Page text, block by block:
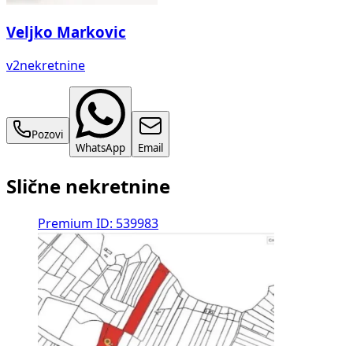
Veljko Markovic
v2nekretnine
Pozovi
WhatsApp
Email
Slične nekretnine
Premium ID: 539983